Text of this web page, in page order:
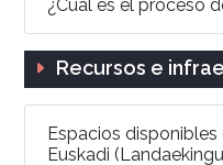
¿Cuál es el proceso
Recursos e
Espacios
Euskadi